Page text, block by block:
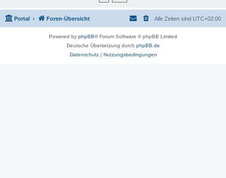
Portal Foren-Übersicht Alle Zeiten sind UTC+02:00
Powered by phpBB® Forum Software © phpBB Limited
Deutsche Übersetzung durch phpBB.de
Datenschutz| Nutzungsbedingungen